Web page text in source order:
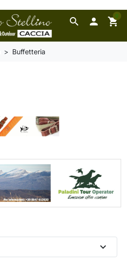
search  shopping_cart
0
Buffetteria
expand_more